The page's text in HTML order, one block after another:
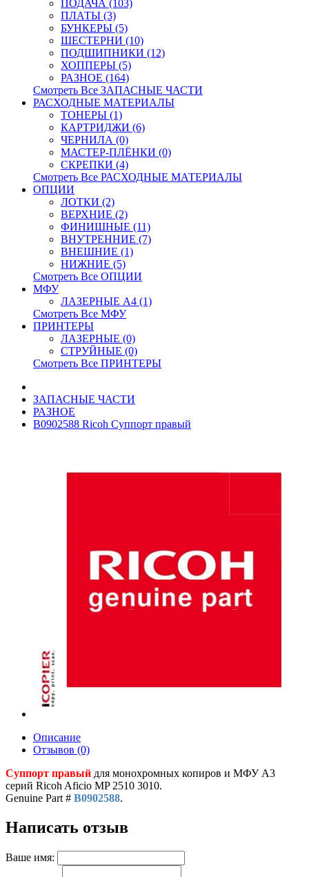
ПОДАЧА (103)
ПЛАТЫ (3)
БУНКЕРЫ (5)
ШЕСТЕРНИ (10)
ПОДШИПНИКИ (12)
ХОППЕРЫ (5)
РАЗНОЕ (164)
Смотреть Все ЗАПАСНЫЕ ЧАСТИ
РАСХОДНЫЕ МАТЕРИАЛЫ
ТОНЕРЫ (1)
КАРТРИДЖИ (6)
ЧЕРНИЛА (0)
МАСТЕР-ПЛЁНКИ (0)
СКРЕПКИ (4)
Смотреть Все РАСХОДНЫЕ МАТЕРИАЛЫ
ОПЦИИ
ЛОТКИ (2)
ВЕРХНИЕ (2)
ФИНИШНЫЕ (11)
ВНУТРЕННИЕ (7)
ВНЕШНИЕ (1)
НИЖНИЕ (5)
Смотреть Все ОПЦИИ
МФУ
ЛАЗЕРНЫЕ A4 (1)
Смотреть Все МФУ
ПРИНТЕРЫ
ЛАЗЕРНЫЕ (0)
СТРУЙНЫЕ (0)
Смотреть Все ПРИНТЕРЫ
ЗАПАСНЫЕ ЧАСТИ
РАЗНОЕ
B0902588 Ricoh Суппорт правый
Описание
Отзывов (0)
Суппорт правый для монохромных копиров и МФУ A3
серий Ricoh Aficio MP 2510 3010.
Genuine Part # B0902588.
Написать отзыв
Ваше имя: